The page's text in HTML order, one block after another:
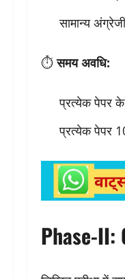
सामान्य
⏱समय अवधि:
प्रत्येक पेपर
प्रत्येक पेपर
Phase-II: